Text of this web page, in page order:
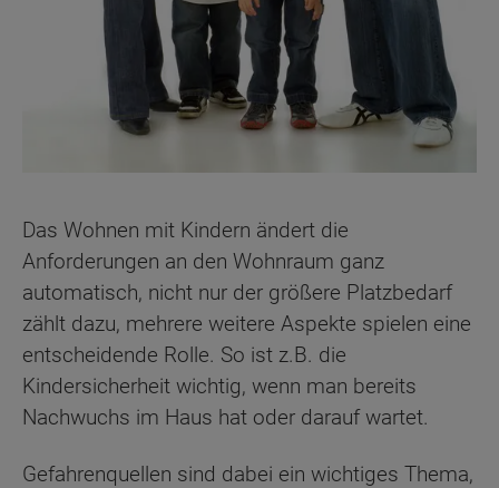
Das Wohnen mit Kindern ändert die
Anforderungen an den Wohnraum ganz
automatisch, nicht nur der größere Platzbedarf
zählt dazu, mehrere weitere Aspekte spielen eine
entscheidende Rolle. So ist z.B. die
Kindersicherheit wichtig, wenn man bereits
Nachwuchs im Haus hat oder darauf wartet.
Gefahrenquellen sind dabei ein wichtiges Thema,